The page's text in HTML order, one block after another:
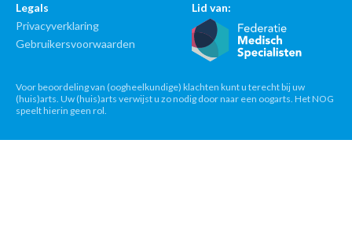
Legals
Privacyverklaring
Gebruikersvoorwaarden
Lid van:
Voor beoordeling van (oogheelkundige) klachten kunt u terecht bij uw
(huis)arts. Uw (huis)arts verwijst u zo nodig door naar een oogarts. Het NOG
speelt hierin geen rol.